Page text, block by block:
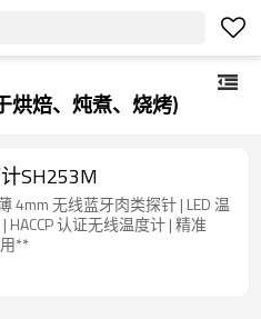
烘焙、炖煮、烧烤)
SH253M
4mm 无线蓝牙肉类探针 | LED 温
HACCP 认证无线温度计 | 精准
**